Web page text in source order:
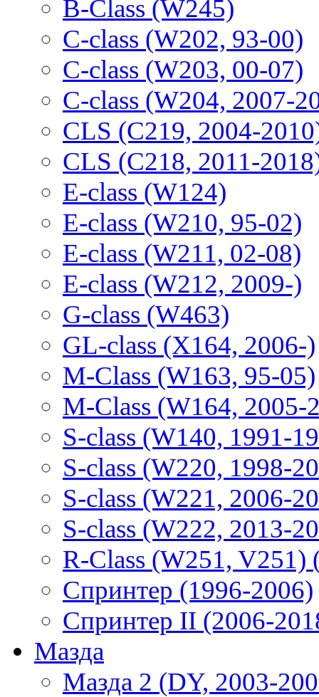
B-Class (W245)
C-class (W202, 93-00)
C-class (W203, 00-07)
C-class (W204, 2007-
CLS (C219, 2004-
CLS (C218, 2011-
E-class (W124)
E-class (W210, 95-02)
E-class (W211, 02-08)
E-class (W212, 2009-)
G-class (W463)
GL-class (X164, 2006-)
M-Class (W163, 95-05)
M-Class (W164, 2005-
S-class (W140, 1991-
S-class (W220, 1998-
S-class (W221, 2006-
S-class (W222, 2013-
R-Class (W251, V251)
Спринтер (1996-2006)
Спринтер II (2006-
Мазда
Мазда 2 (DY, 2003-